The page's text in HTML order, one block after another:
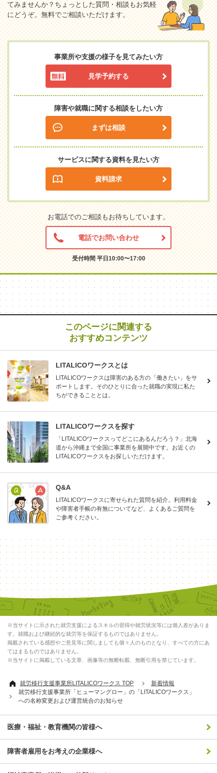
てみませんか？ちょっとした質問・相談もお気軽
にどうぞ。無料でご相談いただけます。
事業所や支援の様子を見てみたい方
見学予約する
障害や就職に関する相談をしたい方
まずは相談
サービスに関する資料を見たい方
資料請求
お電話でのご相談もお待ちしています。
電話でお問い合わせ
受付時間 平日10:00〜17:00
このページに関連する
おすすめコンテンツ
LITALICOワークスとは
LITALICOワークスは障害のある方の「働きたい」をサ
ポートします。そのひとりに合った就職の実現に私た
ちができることとは。
LITALICOワークスを探す
「LITALICOワークスってどこにあるんだろう？」北海
道から沖縄まで全国に事業所を展開中です。お近くの
LITALICOワークスをお探しいただけます。
Q&A
LITALICOワークスに寄せられた質問を紹介。利用料金
や障害者手帳の有無についてなど、よくあるご質問を
ご参考ください。
※当サイトに示された就労支援によるスキルの習得や就労状況等には個人差がありま
す。就職および継続的な就労等を保証するものではありません。
掲載されている感想やご意見等に関しましても個々人のものとなり、すべての方にあ
てはまるものではありません。
※当サイトに掲載している文章、画像等の無断転載、無断引用を禁じています。
就労移行支援事業所LITALICOワークス TOP
新着情報
就労移行支援事業所「ヒューマングロー」の「LITALICOワークス」
への名称変更および運営統合のお知らせ
医療・福祉・教育機関の皆様へ
障害者雇用をお考えの企業様へ